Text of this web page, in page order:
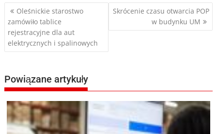
Nawigacja
wpisu
Oleśnickie starostwo
zamówiło tablice
rejestracyjne dla aut
elektrycznych i spalinowych
Skrócenie czasu otwarcia POP
w budynku UM
Powiązane artykuły